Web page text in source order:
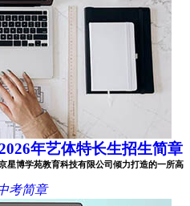
年艺体特长生招生简章
星博学苑教育科技有限公司倾力打造的一所高
考简章